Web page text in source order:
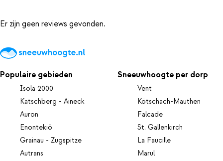
Er zijn geen reviews gevonden.
Populaire gebieden
Isola 2000
Katschberg - Aineck
Auron
Enontekiö
Grainau - Zugspitze
Autrans
Sneeuwhoogte per dorp
Vent
Kötschach-Mauthen
Falcade
St. Gallenkirch
La Faucille
Marul